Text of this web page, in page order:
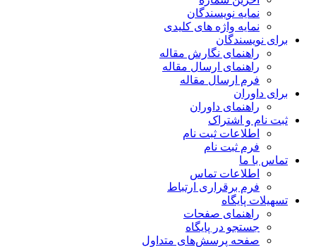
نمایه نویسندگان
نمایه واژه های کلیدی
برای نویسندگان
راهنمای نگارش مقاله
راهنمای ارسال مقاله
فرم ارسال مقاله
برای داوران
راهنمای داوران
ثبت نام و اشتراک
اطلاعات ثبت نام
فرم ثبت نام
تماس با ما
اطلاعات تماس
فرم برقراری ارتباط
تسهیلات پایگاه
راهنمای صفحات
جستجو در پایگاه
صفحه پرسش‌های متداول